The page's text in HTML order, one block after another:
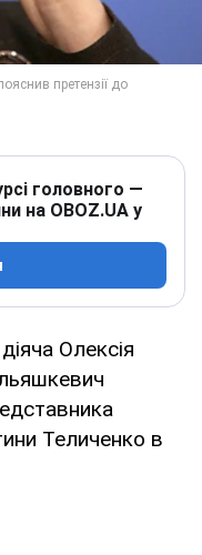
головного —
на OBOZ.UA у
Олексія
Теличенко в